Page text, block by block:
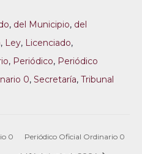
, del Municipio, del
, Ley, Licenciado,
, Periódico, Periódico
0, Secretaría, Tribunal
0 Periódico Oficial Ordinario 0